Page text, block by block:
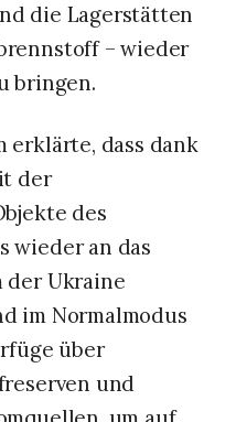
die Lagerstätten
– wieder
bringen.
erklärte, dass dank
der
des
wieder an das
der Ukraine
im Normalmodus
über
und